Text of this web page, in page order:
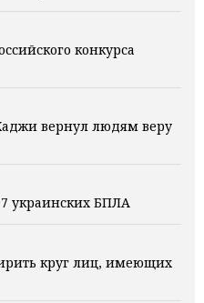
конкурса
вернул людям веру
украинских БПЛА
круг лиц, имеющих